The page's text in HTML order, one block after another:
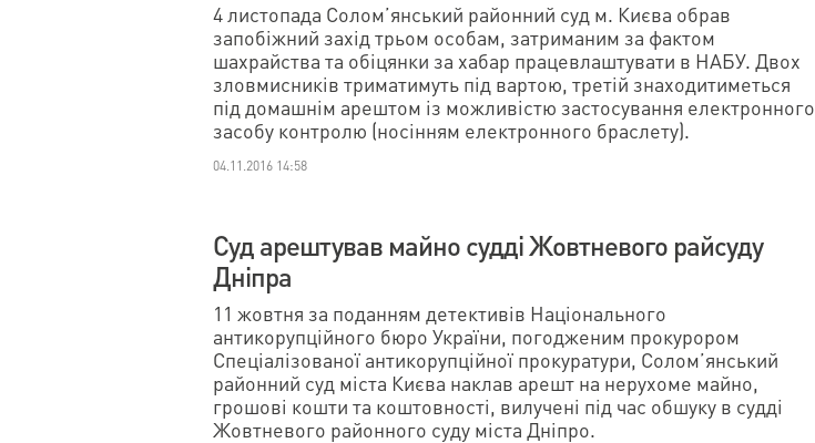
4 листопада Солом’янський районний суд м. Києва обрав
запобіжний захід трьом особам, затриманим за фактом
шахрайства та обіцянки за хабар працевлаштувати в НАБУ. Двох
зловмисників триматимуть під вартою, третій знаходитиметься
під домашнім арештом із можливістю застосування електронного
засобу контролю (носінням електронного браслету).
04.11.2016 14:58
Суд арештував майно судді Жовтневого райсуду
Дніпра
11 жовтня за поданням детективів Національного
антикорупційного бюро України, погодженим прокурором
Спеціалізованої антикорупційної прокуратури, Солом’янський
районний суд міста Києва наклав арешт на нерухоме майно,
грошові кошти та коштовності, вилучені під час обшуку в судді
Жовтневого районного суду міста Дніпро.